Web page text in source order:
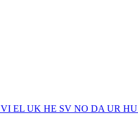
VI EL UK HE SV NO DA UR HU